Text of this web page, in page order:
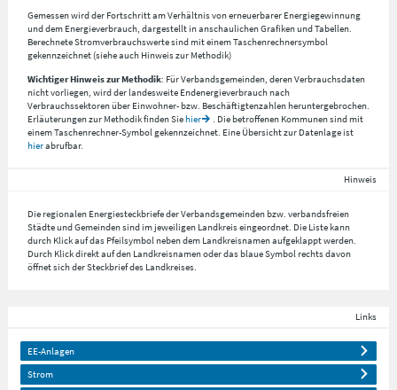
Gemessen wird der Fortschritt am Verhältnis von erneuerbarer Energiegewinnung
und dem Energieverbrauch, dargestellt in anschaulichen Grafiken und Tabellen.
Berechnete Stromverbrauchswerte sind mit einem Taschenrechnersymbol
gekennzeichnet (siehe auch Hinweis zur Methodik)
Wichtiger Hinweis zur Methodik: Für Verbandsgemeinden, deren Verbrauchsdaten
nicht vorliegen, wird der landesweite Endenergieverbrauch nach
Verbrauchssektoren über Einwohner- bzw. Beschäftigtenzahlen heruntergebrochen.
Erläuterungen zur Methodik finden Siehier
. Die betroffenen Kommunen sind mit
einem Taschenrechner-Symbol gekennzeichnet. Eine Übersicht zur Datenlage ist
hierabrufbar.
Hinweis
Die regionalen Energiesteckbriefe der Verbandsgemeinden bzw. verbandsfreien
Städte und Gemeinden sind im jeweiligen Landkreis eingeordnet. Die Liste kann
durch Klick auf das Pfeilsymbol neben dem Landkreisnamen aufgeklappt werden.
Durch Klick direkt auf den Landkreisnamen oder das blaue Symbol rechts davon
öffnet sich der Steckbrief des Landkreises.
Links
EE-Anlagen
Strom